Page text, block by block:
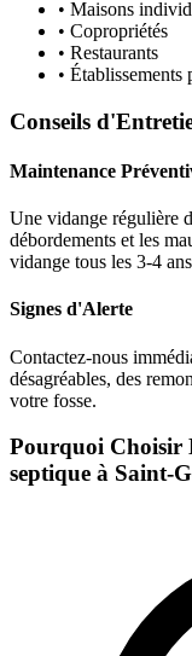
• Maisons
• Copropriétés
• Restaurants
• Établissements
Conseils
Maintenance
Une vidange régulière
débordements et les
vidange tous les 3-4
Signes d'Alerte
Contactez-nous
désagréables, des
votre fosse.
Pourquoi Choisir
septique à Saint-